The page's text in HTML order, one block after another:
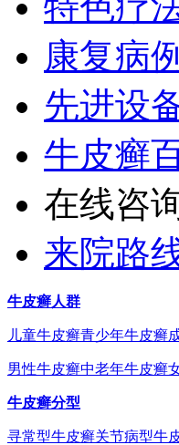
康复病例
先进设
牛皮癣
在线咨
来院路
牛皮癣人群
儿童牛皮癣青少年牛皮癣
男性牛皮癣中老年牛皮癣
牛皮癣分型
寻常型牛皮癣关节病型牛